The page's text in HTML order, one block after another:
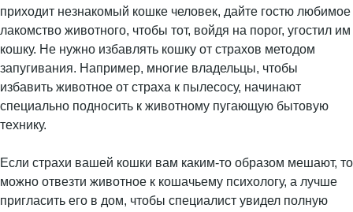
приходит незнакомый кошке человек, дайте гостю любимое
лакомство животного, чтобы тот, войдя на порог, угостил им
кошку. Не нужно избавлять кошку от страхов методом
запугивания. Например, многие владельцы, чтобы
избавить животное от страха к пылесосу, начинают
специально подносить к животному пугающую бытовую
технику.
Если страхи вашей кошки вам каким-то образом мешают, то
можно отвезти животное к кошачьему психологу, а лучше
пригласить его в дом, чтобы специалист увидел полную